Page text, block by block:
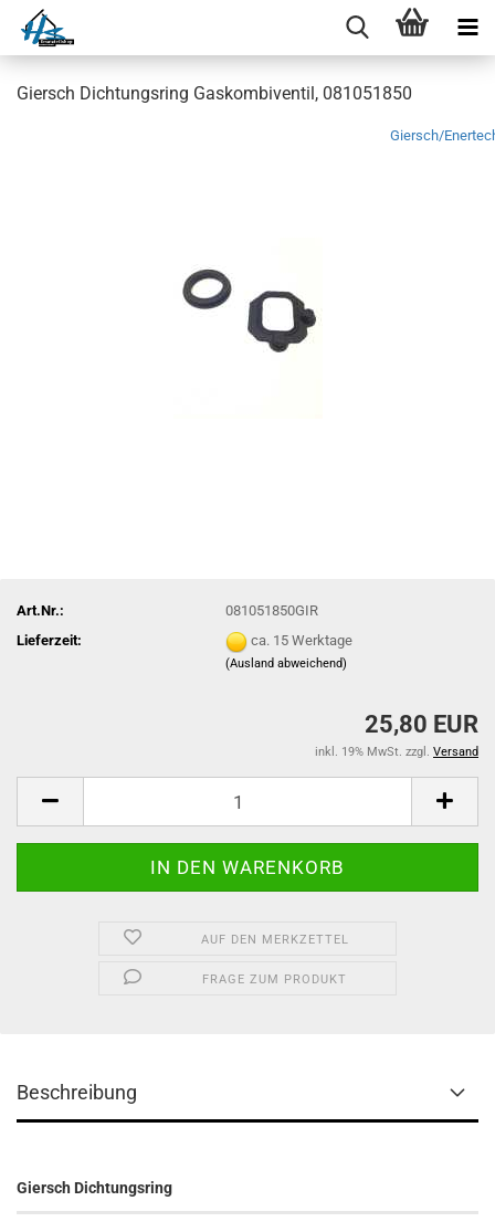
Giersch Dichtungsring Gaskombiventil, 081051850
Giersch/
Art.Nr.:
081051850GIR
Lieferzeit:
ca. 15 Werktage
(Ausland abweichend)
25,80 EUR
inkl. 19% MwSt. zzgl. Versand
AUF DEN MERKZETTEL
FRAGE ZUM PRODUKT
Beschreibung
Giersch Dichtungsring